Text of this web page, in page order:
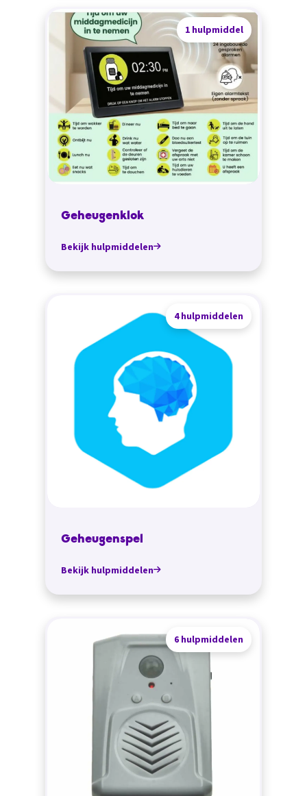
1 hulpmiddel
Geheugenklok
Bekijk hulpmiddelen
4 hulpmiddelen
Geheugenspel
Bekijk hulpmiddelen
6 hulpmiddelen